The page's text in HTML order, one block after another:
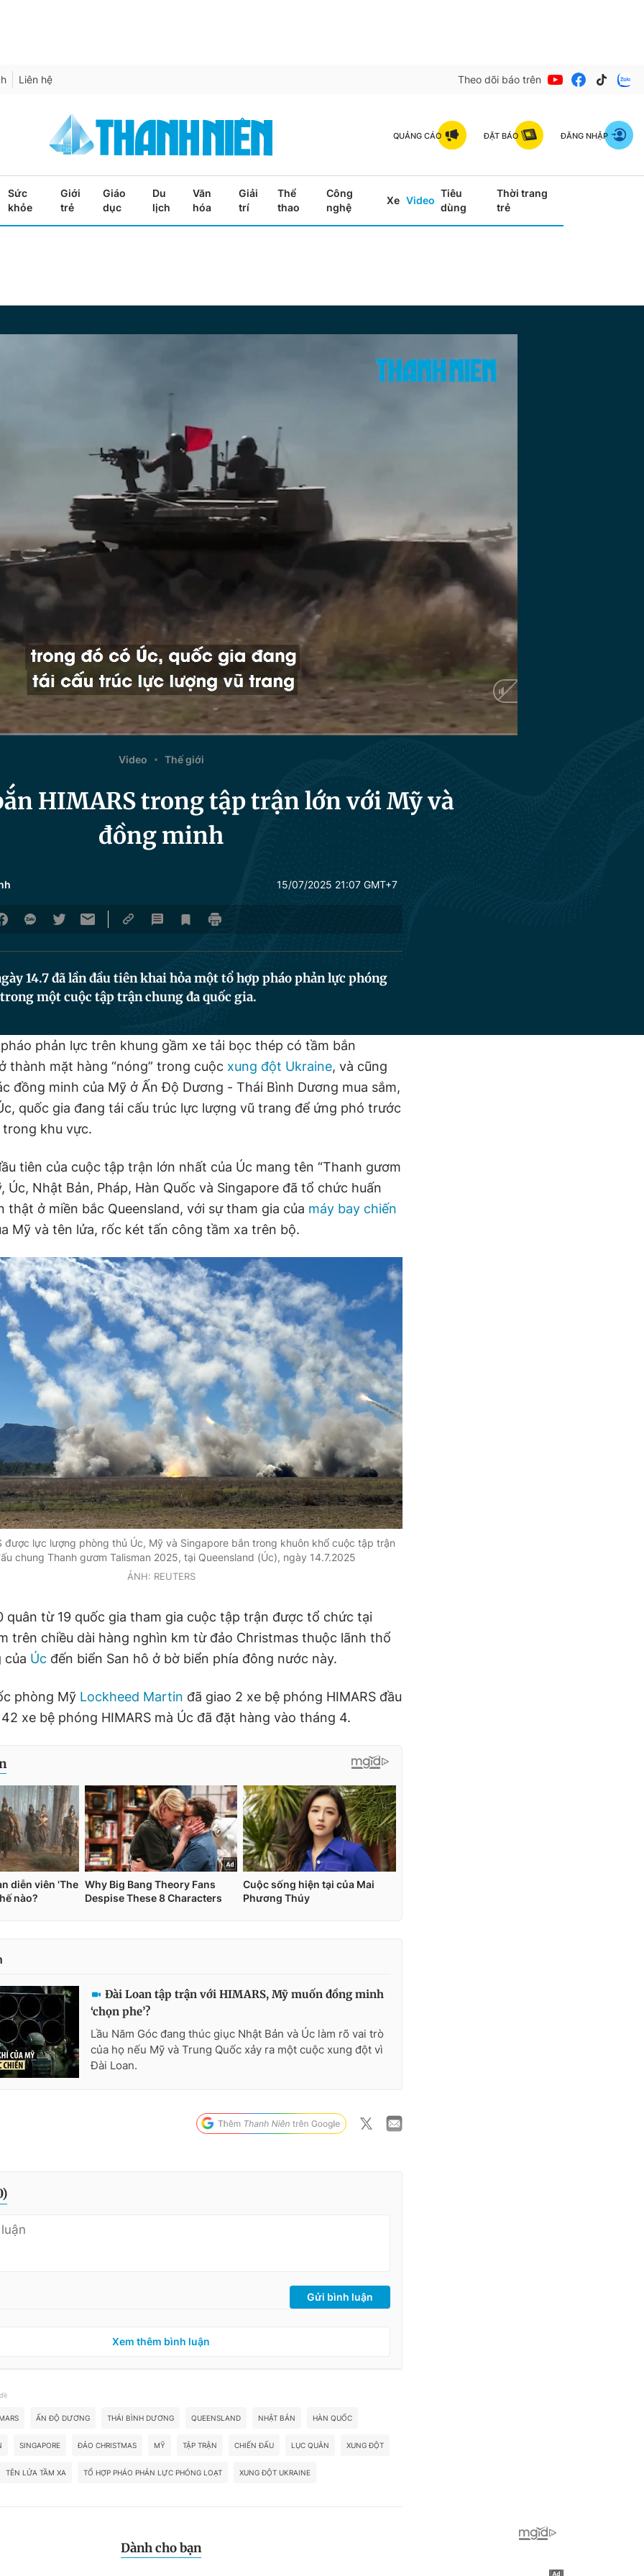
Liên hệ Theo dõi báo trên
QUẢNG CÁO ĐẶT BÁO ĐĂNG NHẬP
Sức
khỏe
Giới
trẻ
Giáo
dục
Du
lịch
Văn
hóa
Giải
trí
Thể
thao
Công
nghệ
Xe Video
Tiêu
dùng
Thời trang
trẻ
Video Thế giới
HIMARS trong tập trận lớn với Mỹ và
đồng minh
15/07/2025 21:07 GMT+7
14.7 đã lần đầu tiên khai hỏa một tổ hợp pháo phản lực phóng
một cuộc tập trận chung đa quốc gia.
pháo phản lực trên khung gầm xe tải bọc thép có tầm bắn
thành mặt hàng “nóng” trong cuộc xung đột Ukraine, và cũng
đồng minh của Mỹ ở Ấn Độ Dương - Thái Bình Dương mua sắm,
quốc gia đang tái cấu trúc lực lượng vũ trang để ứng phó trước
khu vực.
tiên của cuộc tập trận lớn nhất của Úc mang tên “Thanh gươm
Úc, Nhật Bản, Pháp, Hàn Quốc và Singapore đã tổ chức huấn
thật ở miền bắc Queensland, với sự tham gia của máy bay chiến
Mỹ và tên lửa, rốc két tấn công tầm xa trên bộ.
được lực lượng phòng thủ Úc, Mỹ và Singapore bắn trong khuôn khổ cuộc tập trận
chung Thanh gươm Talisman 2025, tại Queensland (Úc), ngày 14.7.2025
ẢNH: REUTERS
quân từ 19 quốc gia tham gia cuộc tập trận được tổ chức tại
trên chiều dài hàng nghìn km từ đảo Christmas thuộc lãnh thổ
của Úc đến biển San hô ở bờ biển phía đông nước này.
phòng Mỹ Lockheed Martin đã giao 2 xe bệ phóng HIMARS đầu
xe bệ phóng HIMARS mà Úc đã đặt hàng vào tháng 4.
Đài Loan tập trận với HIMARS, Mỹ muốn đồng minh
‘chọn phe’?
Lầu Năm Góc đang thúc giục Nhật Bản và Úc làm rõ vai trò
của họ nếu Mỹ và Trung Quốc xảy ra một cuộc xung đột vì
Đài Loan.
)
Gửi bình luận
Xem thêm bình luận
ẤN ĐỘ DƯƠNG THÁI BÌNH DƯƠNG QUEENSLAND NHẬT BẢN HÀN QUỐC
SINGAPORE ĐẢO CHRISTMAS MỸ TẬP TRẬN CHIẾN ĐẤU LỤC QUÂN XUNG ĐỘT
TÊN LỬA TẦM XA TỔ HỢP PHÁO PHẢN LỰC PHÓNG LOẠT XUNG ĐỘT UKRAINE